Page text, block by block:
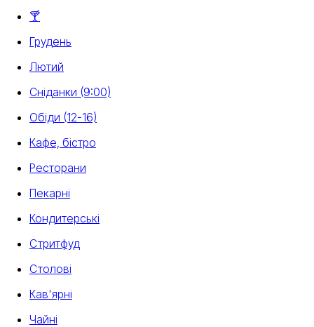
🍸
Грудень
Лютий
Сніданки (9:00)
Обіди (12-16)
Кафе, бістро
Ресторани
Пекарні
Кондитерські
Стритфуд
Столові
Кав'ярні
Чайні